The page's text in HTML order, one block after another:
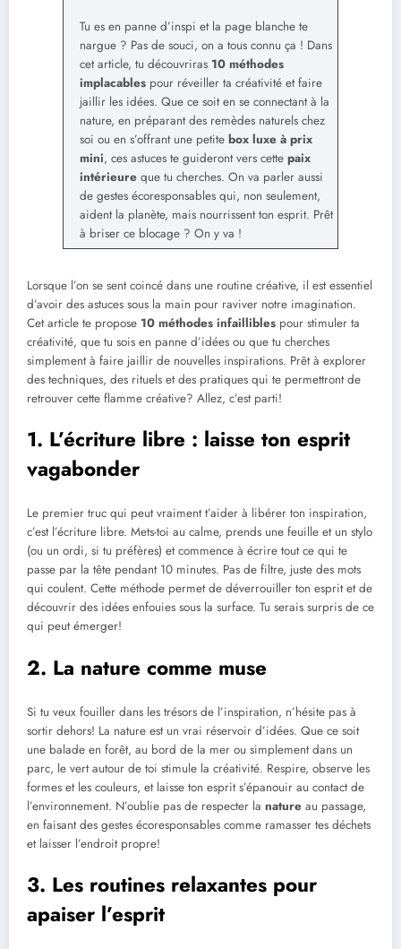
Tu es en panne d’inspi et la page blanche te
nargue ? Pas de souci, on a tous connu ça ! Dans
cet article, tu découvriras 10 méthodes
implacables pour réveiller ta créativité et faire
jaillir les idées. Que ce soit en se connectant à la
nature, en préparant des remèdes naturels chez
soi ou en s’offrant une petite box luxe à prix
mini, ces astuces te guideront vers cette paix
intérieure que tu cherches. On va parler aussi
de gestes écoresponsables qui, non seulement,
aident la planète, mais nourrissent ton esprit. Prêt
à briser ce blocage ? On y va !
Lorsque l’on se sent coincé dans une routine créative, il est essentiel
d’avoir des astuces sous la main pour raviver notre imagination.
Cet article te propose 10 méthodes infaillibles pour stimuler ta
créativité, que tu sois en panne d’idées ou que tu cherches
simplement à faire jaillir de nouvelles inspirations. Prêt à explorer
des techniques, des rituels et des pratiques qui te permettront de
retrouver cette flamme créative? Allez, c’est parti!
1. L’écriture libre : laisse ton esprit
vagabonder
Le premier truc qui peut vraiment t’aider à libérer ton inspiration,
c’est l’écriture libre. Mets-toi au calme, prends une feuille et un stylo
(ou un ordi, si tu préfères) et commence à écrire tout ce qui te
passe par la tête pendant 10 minutes. Pas de filtre, juste des mots
qui coulent. Cette méthode permet de déverrouiller ton esprit et de
découvrir des idées enfouies sous la surface. Tu serais surpris de ce
qui peut émerger!
2. La nature comme muse
Si tu veux fouiller dans les trésors de l’inspiration, n’hésite pas à
sortir dehors! La nature est un vrai réservoir d’idées. Que ce soit
une balade en forêt, au bord de la mer ou simplement dans un
parc, le vert autour de toi stimule la créativité. Respire, observe les
formes et les couleurs, et laisse ton esprit s’épanouir au contact de
l’environnement. N’oublie pas de respecter la nature au passage,
en faisant des gestes écoresponsables comme ramasser tes déchets
et laisser l’endroit propre!
3. Les routines relaxantes pour
apaiser l’esprit